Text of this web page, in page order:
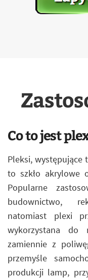
Co to jest
Pleksi, występujące
to szkło akrylowe
Popularne
budownictwo,
natomiast plexi
wykorzystana
zamiennie z
przemyśle
produkcji lamp,